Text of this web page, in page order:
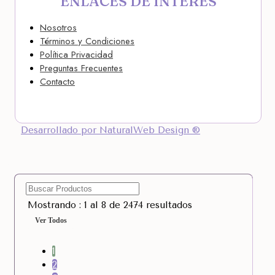
Nosotros
Términos y Condiciones
Política Privacidad
Preguntas Frecuentes
Contacto
Desarrollado por NaturalWeb Design ®
Mostrando : 1 al 8 de 2474 resultados
Ver Todos
1
2